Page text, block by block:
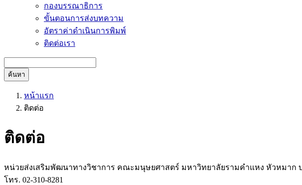
กองบรรณาธิการ
ขั้นตอนการส่งบทความ
อัตราค่าดำเนินการพิมพ์
ติดต่อเรา
ค้นหา
หน้าแรก
ติดต่อ
ติดต่อ
หน่วยส่งเสริมพัฒนาทางวิชาการ คณะมนุษยศาสตร์ มหาวิทยาลัยรามคำแหง หัวหมาก บ
โทร. 02-310-8281